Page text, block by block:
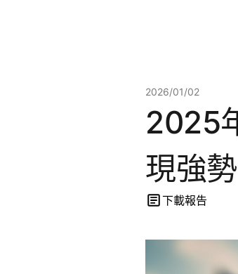
2026/01/02
2025
現強勢
下載報告